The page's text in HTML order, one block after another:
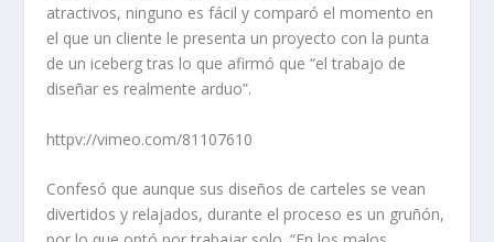
atractivos, ninguno es fácil y comparó el momento en
el que un cliente le presenta un proyecto con la punta
de un iceberg tras lo que afirmó que “el trabajo de
diseñar es realmente arduo”.
httpv://vimeo.com/81107610
Confesó que aunque sus diseños de carteles se vean
divertidos y relajados, durante el proceso es un gruñón,